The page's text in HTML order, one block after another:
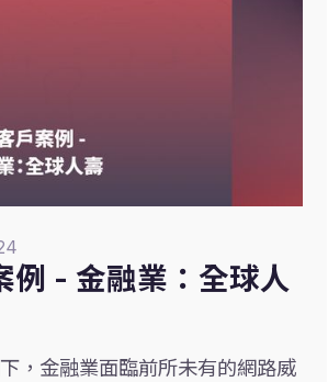
例 - 金融業：全球人
，金融業面臨前所未有的網路威